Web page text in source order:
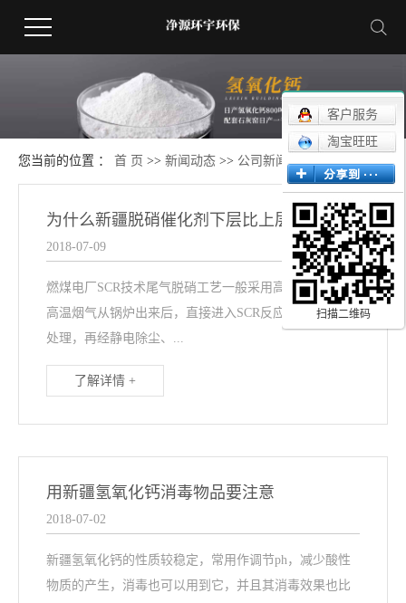
您当前的位置 ：首 页 >>新闻动态 >> 公司新闻
为什么新疆脱硝催化剂下层比上层磨损还严重？
2018-07-09
燃煤电厂SCR技术尾气脱硝工艺一般采用高尘布置，即
高温烟气从锅炉出来后，直接进入SCR反应器进行脱硝
处理，再经静电除尘、...
了解详情 +
用新疆氢氧化钙消毒物品要注意
2018-07-02
新疆氢氧化钙的性质较稳定，常用作调节ph，减少酸性
物质的产生，消毒也可以用到它，并且其消毒效果也比
客户服务
淘宝旺旺
扫描二维码